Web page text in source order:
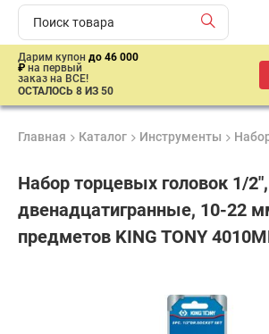
Дарим купон до 46 000
₽ на первый
заказ на ВСЕ!
ОСТАЛОСЬ 8 ИЗ 50
Главная Каталог Инструменты
Набор торцевых головок 1/2",
двенадцатигранные, 10-22
предметов KING TONY
от 2 дней